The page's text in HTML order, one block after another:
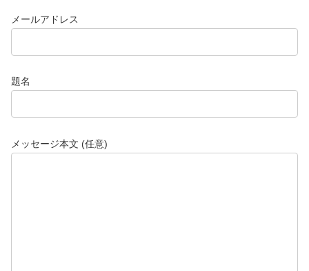
メールアドレス
題名
メッセージ本文 (任意)